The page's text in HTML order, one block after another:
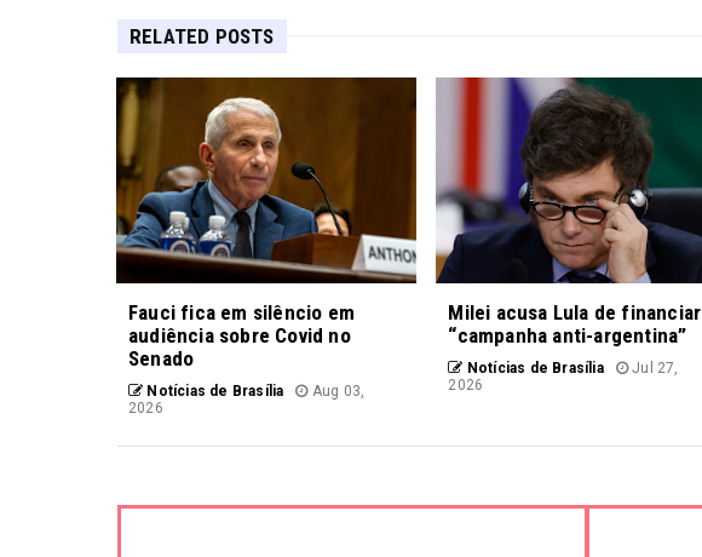
RELATED POSTS
Fauci fica em silêncio em
audiência sobre Covid no
Senado
Notícias de Brasília
Aug 03,
2026
Milei acusa Lula de financiar
“campanha anti-argentina”
Notícias de Brasília
Jul 27,
2026